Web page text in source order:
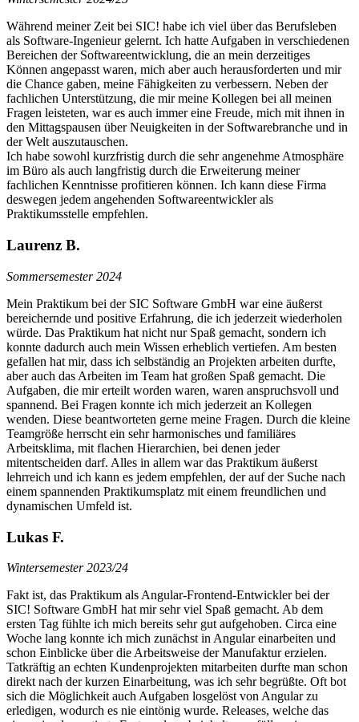
Während meiner Zeit bei SIC! habe ich viel über das Berufsleben
als Software-Ingenieur gelernt. Ich hatte Aufgaben in verschiedenen
Bereichen der Softwareentwicklung, die an mein derzeitiges
Können angepasst waren, mich aber auch herausforderten und mir
die Chance gaben, meine Fähigkeiten zu verbessern. Neben der
fachlichen Unterstützung, die mir meine Kollegen bei all meinen
Fragen leisteten, war es auch immer eine Freude, mich mit ihnen in
den Mittagspausen über Neuigkeiten in der Softwarebranche und in
der Welt auszutauschen.
Ich habe sowohl kurzfristig durch die sehr angenehme Atmosphäre
im Büro als auch langfristig durch die Erweiterung meiner
fachlichen Kenntnisse profitieren können. Ich kann diese Firma
deswegen jedem angehenden Softwareentwickler als
Praktikumsstelle empfehlen.
Laurenz B.
Sommersemester 2024
Mein Praktikum bei der SIC Software GmbH war eine äußerst
bereichernde und positive Erfahrung, die ich jederzeit wiederholen
würde. Das Praktikum hat nicht nur Spaß gemacht, sondern ich
konnte dadurch auch mein Wissen erheblich vertiefen. Am besten
gefallen hat mir, dass ich selbständig an Projekten arbeiten durfte,
aber auch das Arbeiten im Team hat großen Spaß gemacht. Die
Aufgaben, die mir erteilt worden waren, waren anspruchsvoll und
spannend. Bei Fragen konnte ich mich jederzeit an Kollegen
wenden. Diese beantworteten gerne meine Fragen. Durch die kleine
Teamgröße herrscht ein sehr harmonisches und familiäres
Arbeitsklima, mit flachen Hierarchien, bei denen jeder
mitentscheiden darf. Alles in allem war das Praktikum äußerst
lehrreich und ich kann es jedem empfehlen, der auf der Suche nach
einem spannenden Praktikumsplatz mit einem freundlichen und
dynamischen Umfeld ist.
Lukas F.
Wintersemester 2023/24
Fakt ist, das Praktikum als Angular-Frontend-Entwickler bei der
SIC! Software GmbH hat mir sehr viel Spaß gemacht. Ab dem
ersten Tag fühlte ich mich bereits sehr gut aufgehoben. Circa eine
Woche lang konnte ich mich zunächst in Angular einarbeiten und
schon Einblicke über die Arbeitsweise der Manufaktur erzielen.
Tatkräftig an echten Kundenprojekten mitarbeiten durfte man schon
direkt nach der kurzen Einarbeitung, was ich sehr begrüßte. Oft bot
sich die Möglichkeit auch Aufgaben losgelöst von Angular zu
erledigen, wodurch es nie eintönig wurde. Releases, welche das